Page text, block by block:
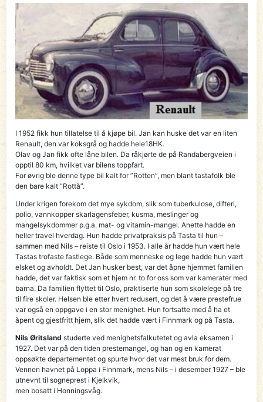
I 1952 fikk hun tillatelse til å kjøpe bil. Jan kan huske det var en liten
Renault, den var koksgrå og hadde hele18HK.
Olav og Jan fikk ofte låne bilen. Da råkjørte de på Randa­berg­veien i
opptil 80 km, hvilket var bilens toppfart.
For øvrig ble denne type bil kalt for ”Rotten”, men blant tastafolk ble
den bare kalt ”Rottå”.
Under krigen forekom det mye sykdom, slik som tuberkulose, difteri,
polio, vannkopper skarlagensfeber, kusma, meslinger og
mangelsykdommer p.g.a. mat- og vitamin-mangel. Anette hadde en
heller travel hverdag. Hun hadde privatpraksis på Tasta til hun –
sammen med Nils – reiste til Oslo i 1953. I alle år hadde hun vært hele
Tastas trofaste fastlege. Både som menneske og lege hadde hun vært
elsket og avholdt. Det Jan husker best, var det åpne hjemmet familien
hadde, det var faktisk som et hjem nr. to for oss som var kamerater med
barna. Da familien flyttet til Oslo, praktiserte hun som skolelege på tre
til fire skoler. Helsen ble etter hvert redusert, og det å være prestefrue
var også en oppgave i en stor menighet. Hun fortsatte med å ha et
åpent og gjestfritt hjem, slik det hadde vært i Finnmark og på Tasta.
Nils Øritsland studerte ved menighetsfalkutetet og avla eksamen i
1927. Det var på den tid­en prestemangel, og han og en kamerat
oppsøkte departementet og spurte hvor det var mest bruk for dem.
Vennen havnet på Loppa i Finnmark, mens Nils – i desember 1927 – ble
ut­nevnt til sogneprest i Kjelkvik,
men bosatt i Honningsvåg.